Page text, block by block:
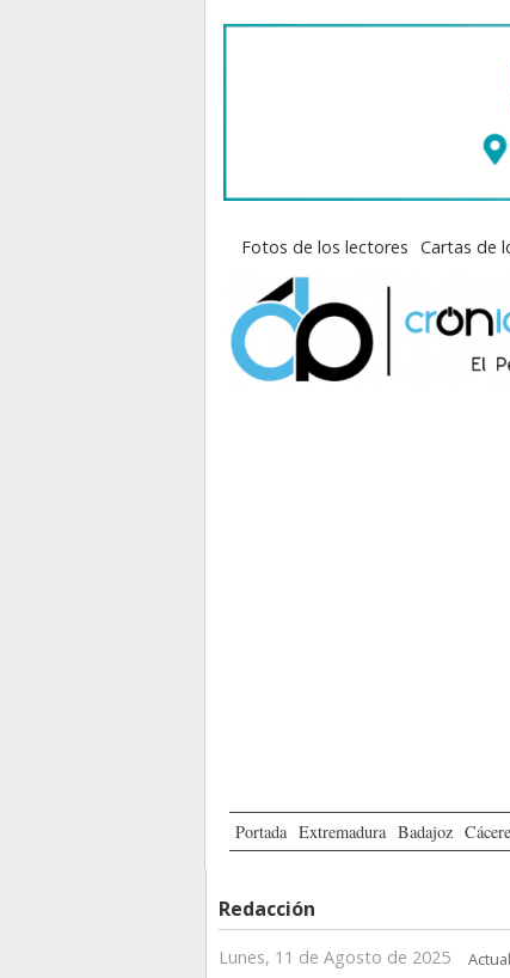
Fotos de los lectores Cartas de
Portada Extremadura Badajoz
Redacción
Lunes, 11 de Agosto de 2025